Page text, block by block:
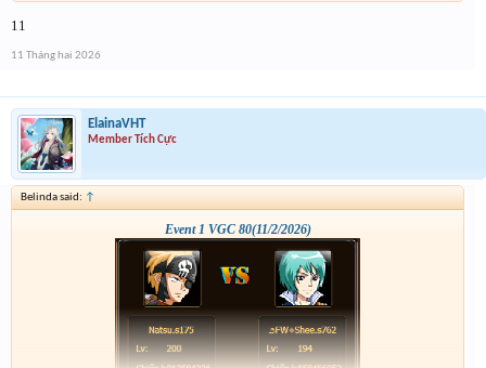
11
11 Tháng hai 2026
ElainaVHT
Member Tích Cực
Belinda said: ↑
Event 1 VGC 80(11/2/2026)